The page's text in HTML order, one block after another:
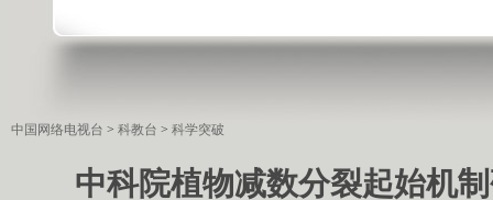
中国网络电视台 > 科教台 > 科学突破
中科院植物减数分裂起始机